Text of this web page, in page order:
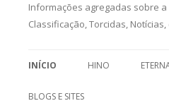
Informações agregadas sobre a
Classificação, Torcidas,
INÍCIO HINO
BLOGS E SITES